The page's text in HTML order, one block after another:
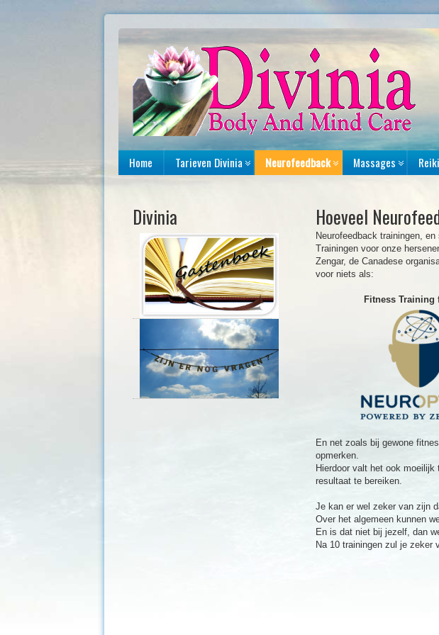
Home Tarieven Divinia Neurofeedback Massages Reiki
Divinia Hoeveel
Neurofeedback trainingen,
Trainingen voor onze
Zengar, de Canadese
voor niets als:
Fitness Training for
En net zoals bij gewone
opmerken.
Hierdoor valt het ook
resultaat te bereiken.
Je kan er wel zeker van zijn
Over het algemeen kunnen
En is dat niet bij jezelf, dan
Na 10 trainingen zul je zeker